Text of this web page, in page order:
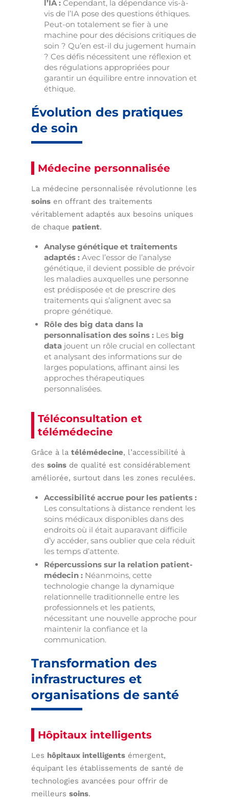
l’IA : Cependant, la dépendance vis-à-
vis de l’IA pose des questions éthiques.
Peut-on totalement se fier à une
machine pour des décisions critiques de
soin ? Qu’en est-il du jugement humain
? Ces défis nécessitent une réflexion et
des régulations appropriées pour
garantir un équilibre entre innovation et
éthique.
Évolution des pratiques
de soin
Médecine personnalisée
La médecine personnalisée révolutionne les
soins en offrant des traitements
véritablement adaptés aux besoins uniques
de chaque patient.
Analyse génétique et traitements
adaptés : Avec l’essor de l’analyse
génétique, il devient possible de prévoir
les maladies auxquelles une personne
est prédisposée et de prescrire des
traitements qui s’alignent avec sa
propre génétique.
Rôle des big data dans la
personnalisation des soins : Les big
data jouent un rôle crucial en collectant
et analysant des informations sur de
larges populations, affinant ainsi les
approches thérapeutiques
personnalisées.
Téléconsultation et
télémédecine
Grâce à latélémédecine, l’accessibilité à
dessoins de qualité est considérablement
améliorée, surtout dans les zones reculées.
Accessibilité accrue pour les patients :
Les consultations à distance rendent les
soins médicaux disponibles dans des
endroits où il était auparavant difficile
d’y accéder, sans oublier que cela réduit
les temps d’attente.
Répercussions sur la relation patient-
médecin : Néanmoins, cette
technologie change la dynamique
relationnelle traditionnelle entre les
professionnels et les patients,
nécessitant une nouvelle approche pour
maintenir la confiance et la
communication.
Transformation des
infrastructures et
organisations de santé
Hôpitaux intelligents
Les hôpitaux intelligents émergent,
équipant les établissements de santé de
technologies avancées pour offrir de
meilleurssoins.